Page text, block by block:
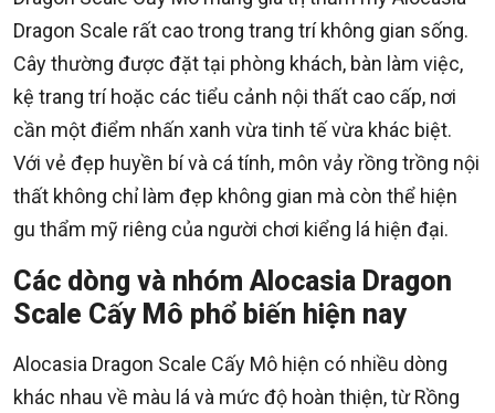
Dragon Scale rất cao trong trang trí không gian sống.
Cây thường được đặt tại phòng khách, bàn làm việc,
kệ trang trí hoặc các tiểu cảnh nội thất cao cấp, nơi
cần một điểm nhấn xanh vừa tinh tế vừa khác biệt.
Với vẻ đẹp huyền bí và cá tính, môn vảy rồng trồng nội
thất không chỉ làm đẹp không gian mà còn thể hiện
gu thẩm mỹ riêng của người chơi kiểng lá hiện đại.
Các dòng và nhóm Alocasia Dragon
Scale Cấy Mô phổ biến hiện nay
Alocasia Dragon Scale Cấy Mô hiện có nhiều dòng
khác nhau về màu lá và mức độ hoàn thiện, từ Rồng